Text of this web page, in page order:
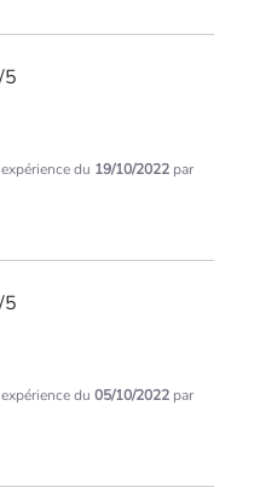
/5
du 19/10/2022 par
/5
du 05/10/2022 par